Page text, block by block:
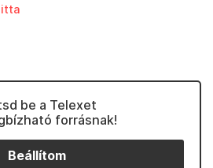
be a Telexet
forrásnak!
Beállítom